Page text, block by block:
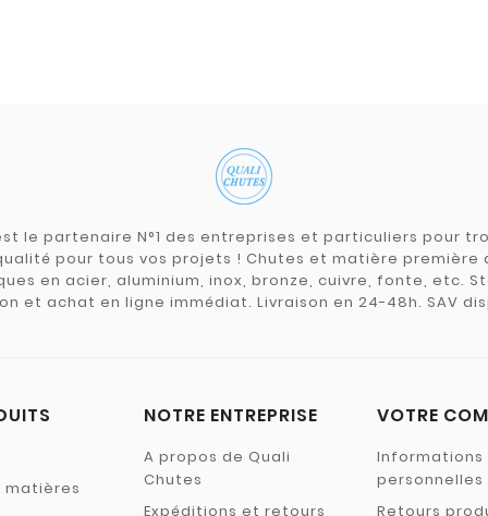
le partenaire N°1 des entreprises et particuliers pour
pour tous vos projets ! Chutes et matière première
en acier, aluminium, inox, bronze, cuivre, fonte, etc.
et achat en ligne immédiat. Livraison en 24-48h. SAV
NOTRE ENTREPRISE
A propos de Quali
Chutes
Expéditions et retours
VOTRE
Informations
personnelles
Retours